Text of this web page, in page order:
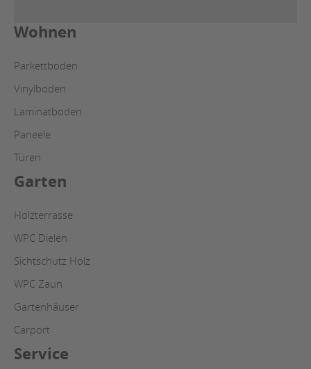
Wohnen
Parkettboden
Vinylboden
Laminatboden
Paneele
Türen
Garten
Holzterrasse
WPC Dielen
Sichtschutz Holz
WPC Zaun
Gartenhäuser
Carport
Service